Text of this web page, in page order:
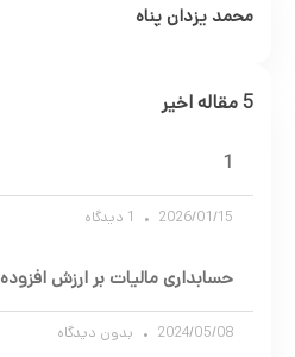
محمد یزدان پناه
5 مقاله اخیر
1
2026/01/15
حسابداری مالیات بر ارزش افزوده
2024/05/08 بدون دیدگاه